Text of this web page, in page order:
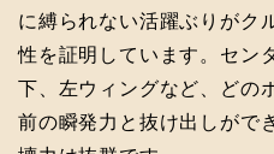
に縛られない活躍ぶりがク
性を証明しています。セン
下、左ウィングなど、どの
前の瞬発力と抜け出しがで